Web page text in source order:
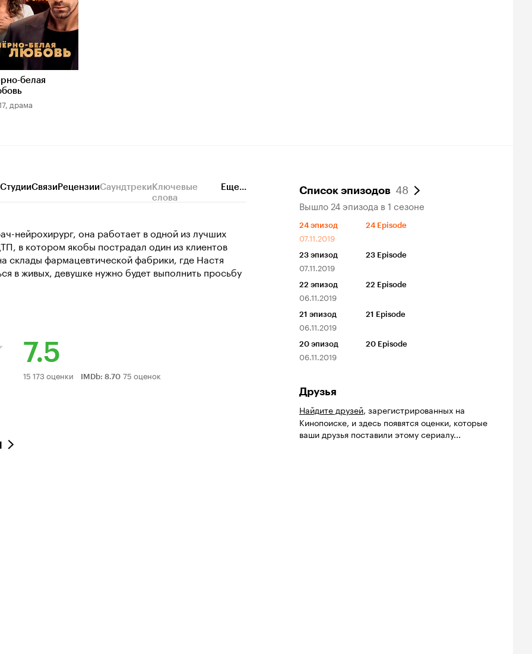
белая
драма
СтудииСвязиРецензииСаундтрекиКлючевые
слова
Еще...
нейрохирург, она работает в одной из лучших
в котором якобы пострадал один из клиентов
склады фармацевтической фабрики, где Настя
в живых, девушке нужно будет выполнить просьбу
7.5
Рейтинг
15 173 оценки IMDb: 8.70 75 оценок
Список эпизодов 48
Вышло 24 эпизода в 1 сезоне
24 эпизод
07.11.2019
24 Episode
23 эпизод
07.11.2019
23 Episode
22 эпизод
06.11.2019
22 Episode
21 эпизод
06.11.2019
21 Episode
20 эпизод
06.11.2019
20 Episode
Друзья
Найдите друзей, зарегистрированных на
Кинопоиске, и здесь появятся оценки, которые
ваши друзья поставили этому сериалу...